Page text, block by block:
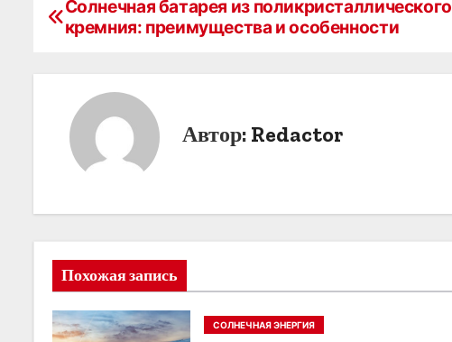
Н
и
я
Солнечная батарея из поликристаллического
кремния: преимущества и особенности
Автор: Redactor
Похожая запись
СОЛНЕЧНАЯ ЭНЕРГИЯ